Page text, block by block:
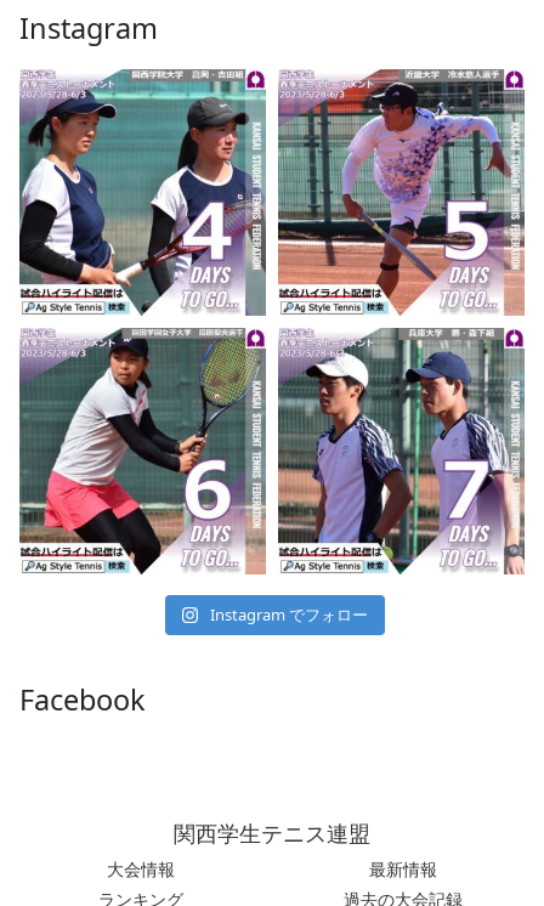
Instagram
Instagram でフォロー
Facebook
関西学生テニス連盟
大会情報
最新情報
ランキング
過去の大会記録